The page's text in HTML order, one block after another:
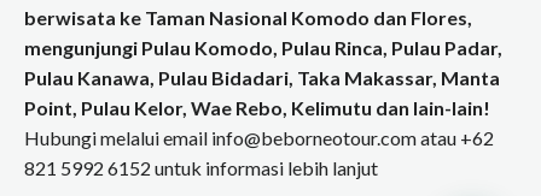
berwisata ke Taman Nasional Komodo dan Flores,
mengunjungi Pulau Komodo, Pulau Rinca, Pulau Padar,
Pulau Kanawa, Pulau Bidadari, Taka Makassar, Manta
Point, Pulau Kelor, Wae Rebo, Kelimutu dan lain-lain!
Hubungi melalui email info@beborneotour.com atau +62
821 5992 6152 untuk informasi lebih lanjut